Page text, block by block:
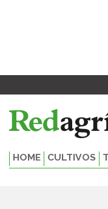
HOME CULTIVOS